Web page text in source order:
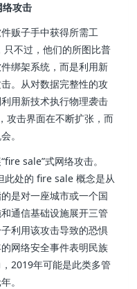
络攻击
贩子手中获得所需工
不过，他们的所图比普
绑架系统，而是利用新
。从对数据完整性的攻
用新技术执行物理袭击
攻击界面在不断扩张，而
。
sale”式网络攻击。
此处的 fire sale 概念是从
是对一座城市或一个国
通信基础设施展开三管
利用该攻击导致的恐惧
网络安全事件表明民族
2019年可能是此类多管
。